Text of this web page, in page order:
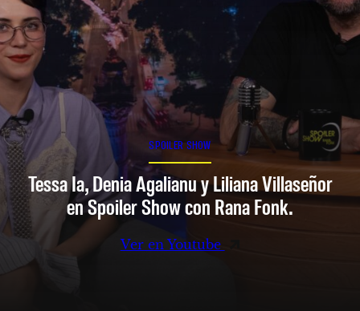
SPOILER SHOW
Tessa Ia, Denia Agalianu y Liliana Villaseñor
en Spoiler Show con Rana Fonk.
Ver en Youtube